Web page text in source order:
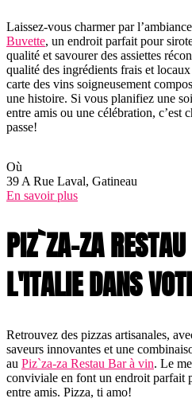
Laissez-vous charmer par
Buvette, un endroit parfait pour
qualité et savourer des assiettes
qualité des ingrédients frais et
carte des vins soigneusement
une histoire. Si vous planifiez une
entre amis ou une célébration, c’est
passe!
Où
39 A Rue Laval, Gatineau
En savoir plus
PIZ`ZA-ZA
L'ITALIE DANS
Retrouvez des pizzas artisanales,
saveurs innovantes et une
au Piz`za-za Restau Bar à vin. Le
conviviale en font un endroit parfait
entre amis. Pizza, ti amo!